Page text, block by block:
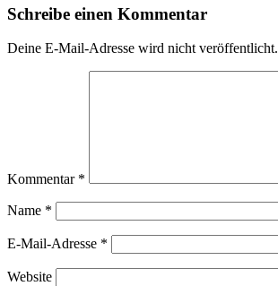
Schreibe einen Kommentar
Deine E-Mail-Adresse wird nicht veröffentlicht.
Kommentar *
Name *
E-Mail-Adresse *
Website